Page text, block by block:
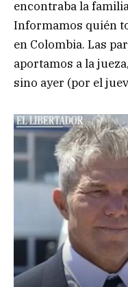
encontraba la
Informamos quién
en Colombia. Las
aportamos a la
sino ayer (por el